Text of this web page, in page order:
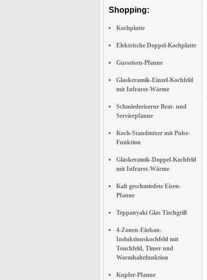
Shopping:
Kochplatte
Elektrische Doppel-Kochplatte
Gusseisen-Pfanne
Glaskeramik-Einzel-Kochfeld
mit Infrarot-Wärme
Schmiedeeiserne Brat- und
Servierpfanne
Koch-Standmixer mit Pulse-
Funktion
Glaskeramik-Doppel-Kochfeld
mit Infrarot-Wärme
Kalt geschmiedete Eisen-
Pfanne
Teppanyaki Glas Tischgrill
4-Zonen-Einbau-
Induktionskochfeld mit
Touchfeld, Timer und
Warmhaltefunktion
Kupfer-Pfanne